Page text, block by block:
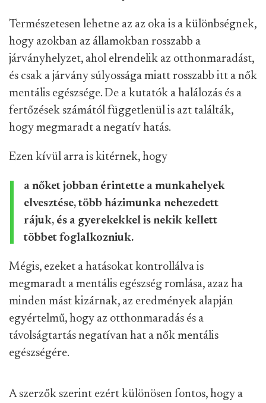
Természetesen lehetne az az oka is a különbségnek,
hogy azokban az államokban rosszabb a
járványhelyzet, ahol elrendelik az otthonmaradást,
és csak a járvány súlyossága miatt rosszabb itt a nők
mentális egészsége. De a kutatók a halálozás és a
fertőzések számától függetlenül is azt találták,
hogy megmaradt a negatív hatás.
Ezen kívül arra is kitérnek, hogy
a nőket jobban érintette a munkahelyek
elvesztése, több házimunka nehezedett
rájuk, és a gyerekekkel is nekik kellett
többet foglalkozniuk.
Mégis, ezeket a hatásokat kontrollálva is
megmaradt a mentális egészség romlása, azaz ha
minden mást kizárnak, az eredmények alapján
egyértelmű, hogy az otthonmaradás és a
távolságtartás negatívan hat a nők mentális
egészségére.
A szerzők szerint ezért különösen fontos, hogy a